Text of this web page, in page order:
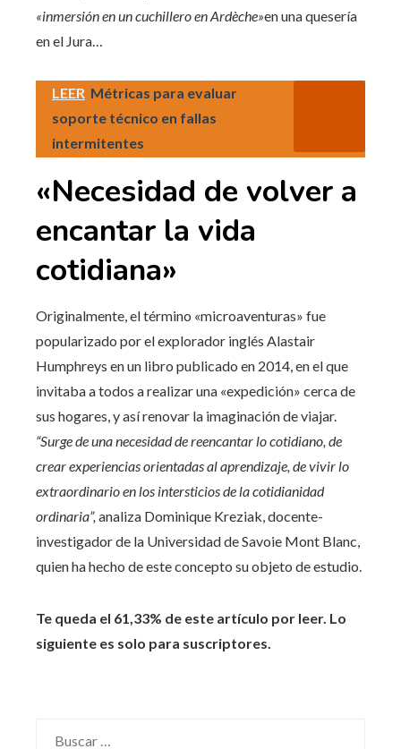
«inmersión en un cuchillero en Ardèche»en una quesería
en el Jura…
LEER Métricas para evaluar
soporte técnico en fallas
intermitentes
«Necesidad de volver a
encantar la vida
cotidiana»
Originalmente, el término «microaventuras» fue
popularizado por el explorador inglés Alastair
Humphreys en un libro publicado en 2014, en el que
invitaba a todos a realizar una «expedición» cerca de
sus hogares, y así renovar la imaginación de viajar.
“Surge de una necesidad de reencantar lo cotidiano, de
crear experiencias orientadas al aprendizaje, de vivir lo
extraordinario en los intersticios de la cotidianidad
ordinaria”, analiza Dominique Kreziak, docente-
investigador de la Universidad de Savoie Mont Blanc,
quien ha hecho de este concepto su objeto de estudio.
Te queda el 61,33% de este artículo por leer. Lo
siguiente es solo para suscriptores.